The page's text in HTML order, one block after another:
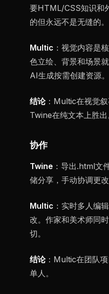
要HTML/CSS知识和
的但永远不是无缝的。
Multic ：视觉内容是
色立绘、背景和场景
AI生成按需创建资源。
结论：Multic在视觉叙
Twine在纯文本上胜出
协作
Twine ：导出.html文
储分享，手动协调更
Multic ：实时多人编
改。作家和美术师同
切。
结论：Multic在团队
单人。